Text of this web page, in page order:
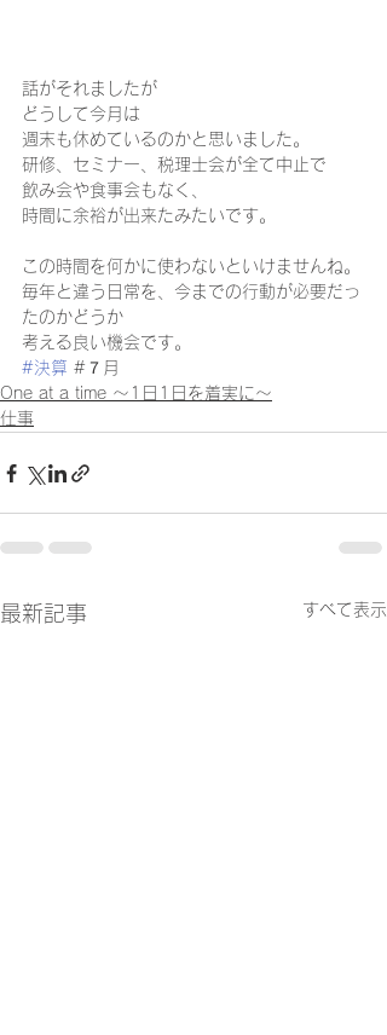
話がそれましたが
どうして今月は
週末も休めているのかと思いました。
研修、セミナー、税理士会が全て中止で
飲み会や食事会もなく、
時間に余裕が出来たみたいです。
この時間を何かに使わないといけませんね。
毎年と違う日常を、今までの行動が必要だっ
たのかどうか
考える良い機会です。
#決算 #７月
One at a time ～1日1日を着実に～
仕事
最新記事 すべて表示